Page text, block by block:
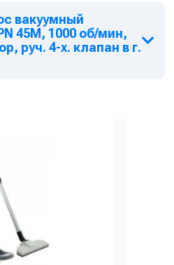
вакуумный
45M, 1000 об/мин,
руч. 4-х. клапан в г.